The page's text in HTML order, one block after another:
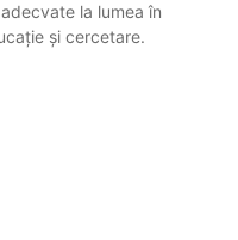
la lumea în
și cercetare.